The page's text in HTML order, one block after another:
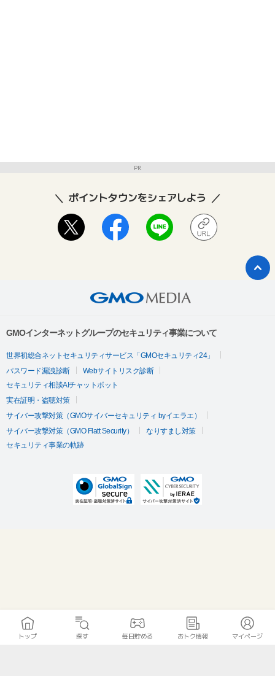
PR
ポイントタウンをシェアしよう
GMOインターネットグループのセキュリティ事業について
世界初総合ネットセキュリティサービス「GMOセキュリティ24」
パスワード漏洩診断
Webサイトリスク診断
セキュリティ相談AIチャットボット
実在証明・盗聴対策
サイバー攻撃対策（GMOサイバーセキュリティ byイエラエ）
サイバー攻撃対策（GMO Flatt Security）
なりすまし対策
セキュリティ事業の軌跡
トップ 探す 毎日貯める おトク情報 マイページ